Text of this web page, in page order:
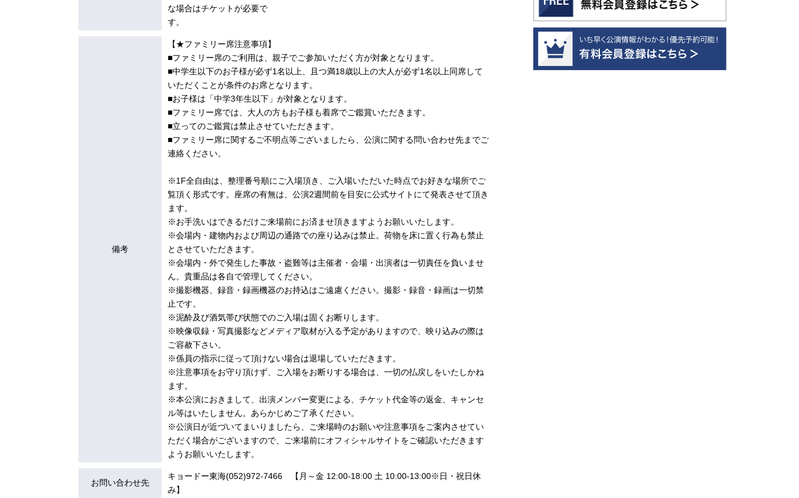
な場合はチケットが必要で
す。
備考
【★ファミリー席注意事項】
■ファミリー席のご利用は、親子でご参加いただく方が対象となります。
■中学生以下のお子様が必ず1名以上、且つ満18歳以上の大人が必ず1名以上同席して
いただくことが条件のお席となります。
■お子様は「中学3年生以下」が対象となります。
■ファミリー席では、大人の方もお子様も着席でご鑑賞いただきます。
■立ってのご鑑賞は禁止させていただきます。
■ファミリー席に関するご不明点等ございましたら、公演に関する問い合わせ先までご
連絡ください。
※1F全自由は、整理番号順にご入場頂き、ご入場いただいた時点でお好きな場所でご
覧頂く形式です。座席の有無は、公演2週間前を目安に公式サイトにて発表させて頂き
ます。
※お手洗いはできるだけご来場前にお済ませ頂きますようお願いいたします。
※会場内・建物内および周辺の通路での座り込みは禁止。荷物を床に置く行為も禁止
とさせていただきます。
※会場内・外で発生した事故・盗難等は主催者・会場・出演者は一切責任を負いませ
ん。貴重品は各自で管理してください。
※撮影機器、録音・録画機器のお持込はご遠慮ください。撮影・録音・録画は一切禁
止です。
※泥酔及び酒気帯び状態でのご入場は固くお断りします。
※映像収録・写真撮影などメディア取材が入る予定がありますので、映り込みの際は
ご容赦下さい。
※係員の指示に従って頂けない場合は退場していただきます。
※注意事項をお守り頂けず、ご入場をお断りする場合は、一切の払戻しをいたしかね
ます。
※本公演におきまして、出演メンバー変更による、チケット代金等の返金、キャンセ
ル等はいたしません。あらかじめご了承ください。
※公演日が近づいてまいりましたら、ご来場時のお願いや注意事項をご案内させてい
ただく場合がございますので、ご来場前にオフィシャルサイトをご確認いただきます
ようお願いいたします。
お問い合わせ先
キョードー東海(052)972-7466 【月～金 12:00-18:00 土 10:00-13:00※日・祝日休
み】